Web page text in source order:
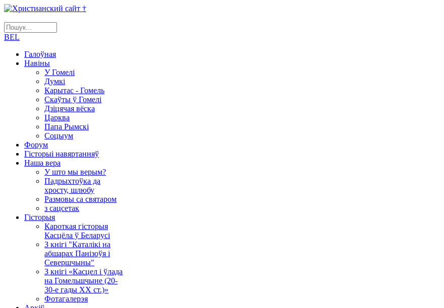
BEL
Галоўная
Навіны
У Гомелі
Думкі
Карытас - Гомель
Скаўты ў Гомелі
Дзіцячая вёска
Царква
Папа Рымскі
Соцыум
Форум
Гісторыі навяртанняў
Наша вера
У што мы верым?
Падрыхтоўка да
хросту, шлюбу
Размовы са святаром
з сацсетак
Гісторыя
Кароткая гісторыя
Касцёла ў Беларусі
З кнігі "Каталікі на
абшарах Панізоўя і
Севершчыны"
З кнігі «Касцел і ўлада
на Гомельшчыне (20-
30-е гады ХХ ст.)»
Фотагалерэя